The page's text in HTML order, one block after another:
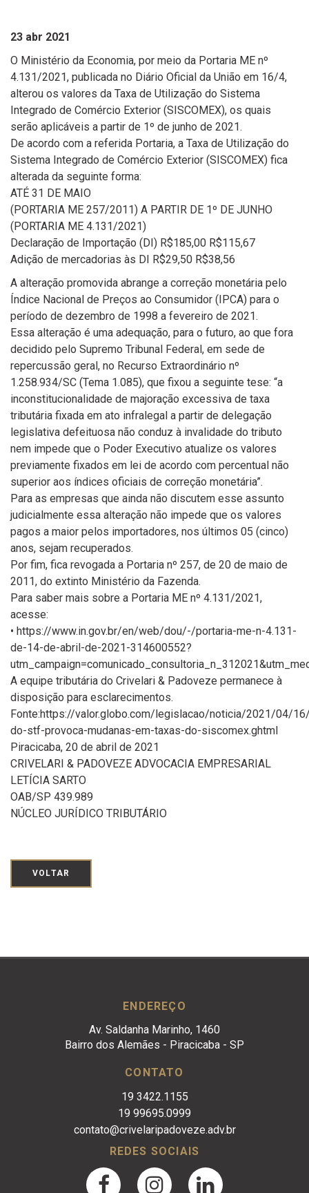
23 abr 2021
O Ministério da Economia, por meio da Portaria ME nº
4.131/2021, publicada no Diário Oficial da União em 16/4,
alterou os valores da Taxa de Utilização do Sistema
Integrado de Comércio Exterior (SISCOMEX), os quais
serão aplicáveis a partir de 1º de junho de 2021.
De acordo com a referida Portaria, a Taxa de Utilização do
Sistema Integrado de Comércio Exterior (SISCOMEX) fica
alterada da seguinte forma:
ATÉ 31 DE MAIO
(PORTARIA ME 257/2011) A PARTIR DE 1º DE JUNHO
(PORTARIA ME 4.131/2021)
Declaração de Importação (DI) R$185,00 R$115,67
Adição de mercadorias às DI R$29,50 R$38,56
A alteração promovida abrange a correção monetária pelo
Índice Nacional de Preços ao Consumidor (IPCA) para o
período de dezembro de 1998 a fevereiro de 2021.
Essa alteração é uma adequação, para o futuro, ao que fora
decidido pelo Supremo Tribunal Federal, em sede de
repercussão geral, no Recurso Extraordinário nº
1.258.934/SC (Tema 1.085), que fixou a seguinte tese: “a
inconstitucionalidade de majoração excessiva de taxa
tributária fixada em ato infralegal a partir de delegação
legislativa defeituosa não conduz à invalidade do tributo
nem impede que o Poder Executivo atualize os valores
previamente fixados em lei de acordo com percentual não
superior aos índices oficiais de correção monetária”.
Para as empresas que ainda não discutem esse assunto
judicialmente essa alteração não impede que os valores
pagos a maior pelos importadores, nos últimos 05 (cinco)
anos, sejam recuperados.
Por fim, fica revogada a Portaria nº 257, de 20 de maio de
2011, do extinto Ministério da Fazenda.
Para saber mais sobre a Portaria ME nº 4.131/2021,
acesse:
• https://www.in.gov.br/en/web/dou/-/portaria-me-n-4.131-
de-14-de-abril-de-2021-314600552?
A equipe tributária do Crivelari & Padoveze permanece à
disposição para esclarecimentos.
Fonte:https://valor.globo.com/legislacao/noticia/2021/04/
do-stf-provoca-mudanas-em-taxas-do-siscomex.ghtml
Piracicaba, 20 de abril de 2021
CRIVELARI & PADOVEZE ADVOCACIA EMPRESARIAL
LETÍCIA SARTO
OAB/SP 439.989
NÚCLEO JURÍDICO TRIBUTÁRIO
VOLTAR
ENDEREÇO
Av. Saldanha Marinho, 1460
Bairro dos Alemães - Piracicaba - SP
CONTATO
19 3422.1155
19 99695.0999
contato@crivelaripadoveze.adv.br
REDES SOCIAIS